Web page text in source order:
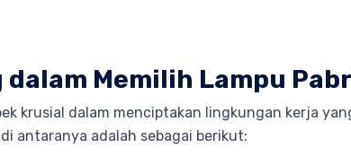
Memilih Lampu
krusial dalam menciptakan lingkungan kerja
antaranya adalah sebagai berikut: